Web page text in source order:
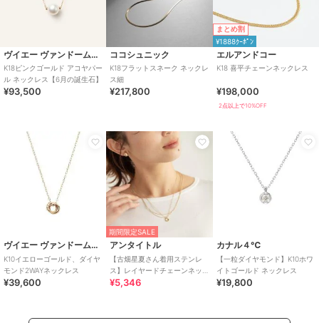
ヴイエー ヴァンドーム青山
K18ピンクゴールド アコヤパー
ル ネックレス【6月の誕生石】
¥93,500
ココシュニック
K18フラットスネーク ネックレ
ス細
¥217,800
まとめ割
¥1888ｸｰﾎﾟﾝ
エルアンドコー
K18 喜平チェーンネックレス
¥198,000
2点以上で10%OFF
ヴイエー ヴァンドーム青山
K10イエローゴールド、ダイヤ
モンド2WAYネックレス
¥39,600
期間限定SALE
アンタイトル
【古畑星夏さん着用ステンレ
ス】レイヤードチェーンネッ
クレス
¥5,346
カナル４℃
【一粒ダイヤモンド】K10ホワ
イトゴールド ネックレス
¥19,800